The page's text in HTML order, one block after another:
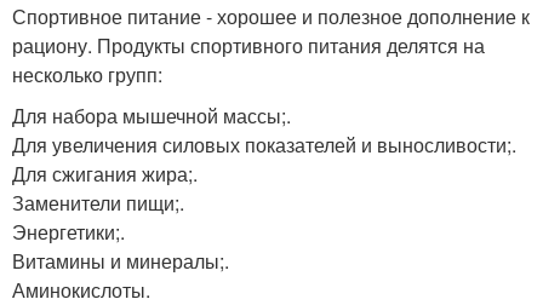
Спортивное питание - хорошее и полезное дополнение к
рациону. Продукты спортивного питания делятся на
несколько групп:
Для набора мышечной массы;.
Для увеличения силовых показателей и выносливости;.
Для сжигания жира;.
Заменители пищи;.
Энергетики;.
Витамины и минералы;.
Аминокислоты.